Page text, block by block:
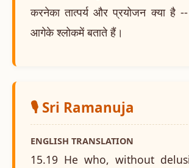
करनेका तात्पर्य और प्रयोजन क्या है
आगेके श्लोकमें बताते हैं।
🎙️ Sri Ramanuja
ENGLISH TRANSLATION
15.19 He who, without